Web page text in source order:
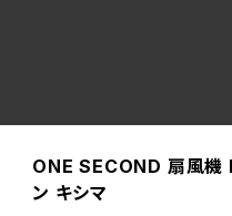
ONE SECOND 扇風機
ン キシマ